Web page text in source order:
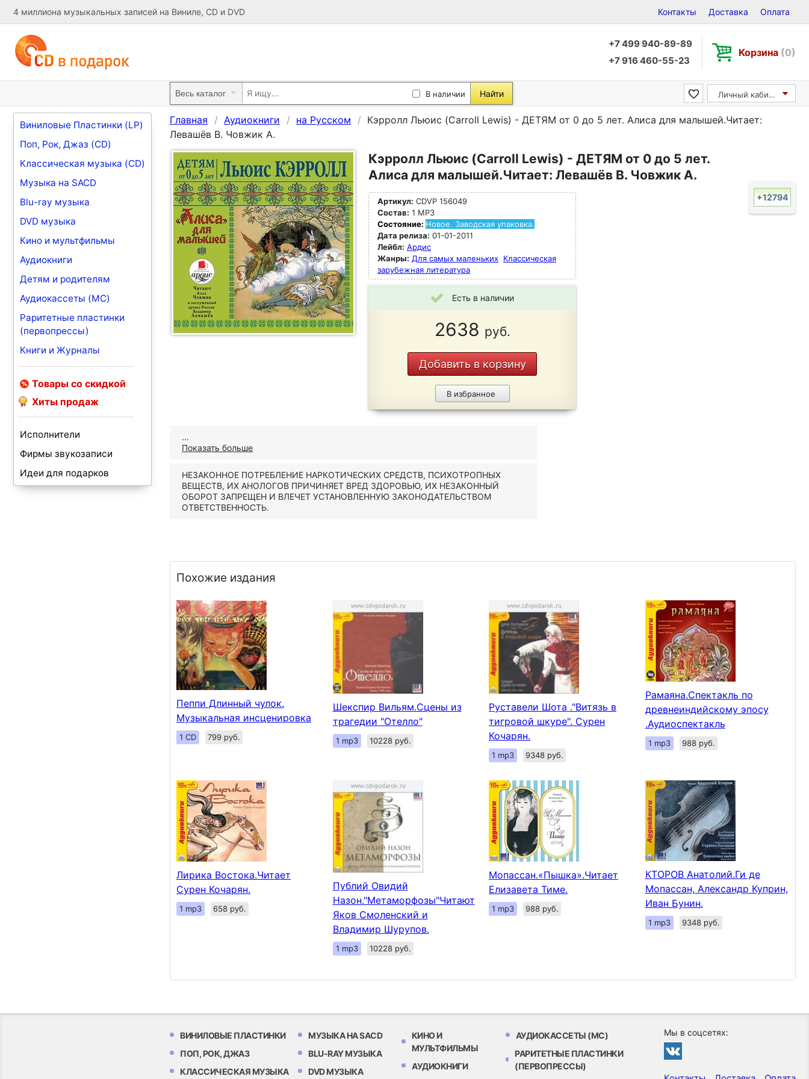
4 миллиона музыкальных записей на Виниле, CD и DVD Контакты Доставка Оплата
+7 499 940-89-89
+7 916 460-55-23
Корзина (0)
В наличии Найти Личный кабинет
Виниловые Пластинки (LP)
Поп, Рок, Джаз (CD)
Классическая музыка (CD)
Музыка на SACD
Blu-ray музыка
DVD музыка
Кино и мультфильмы
Аудиокниги
Детям и родителям
Аудиокассеты (MC)
Раритетные пластинки
(первопрессы)
Книги и Журналы
Товары со скидкой
Хиты продаж
Исполнители
Фирмы звукозаписи
Идеи для подарков
Главная Аудиокниги на Русском
Кэрролл Льюис (Carroll Lewis) - ДЕТЯМ от 0 до 5 лет. Алиса для малышей.Читает:
Левашёв В. Човжик А.
Кэрролл Льюис (Carroll Lewis) - ДЕТЯМ от 0 до 5 лет.
Алиса для малышей.Читает: Левашёв В. Човжик А.
Артикул: CDVP 156049
Состав: 1 MP3
Состояние: Новое. Заводская упаковка.
Дата релиза: 01-01-2011
Лейбл: Ардис
Жанры: Для самых маленьких Классическая
зарубежная литература
Есть в наличии
2638 руб.
Добавить в корзину
В избранное
+12794
...
Показать больше
НЕЗАКОННОЕ ПОТРЕБЛЕНИЕ НАРКОТИЧЕСКИХ СРЕДСТВ, ПСИХОТРОПНЫХ
ВЕЩЕСТВ, ИХ АНОЛОГОВ ПРИЧИНЯЕТ ВРЕД ЗДОРОВЬЮ, ИХ НЕЗАКОННЫЙ
ОБОРОТ ЗАПРЕЩЕН И ВЛЕЧЕТ УСТАНОВЛЕННУЮ ЗАКОНОДАТЕЛЬСТВОМ
ОТВЕТСТВЕННОСТЬ.
Похожие издания
Пеппи Длинный чулок.
Музыкальная инсценировка
1 CD 799 руб.
Шекспир Вильям.Сцены из
трагедии "Отелло"
1 mp3 10228 руб.
Руставели Шота ."Витязь в
тигровой шкуре". Сурен
Кочарян.
1 mp3 9348 руб.
Рамаяна.Спектакль по
древнеиндийскому эпосу
.Аудиоспектакль
1 mp3 988 руб.
Лирика Востока.Читает
Сурен Кочарян.
1 mp3 658 руб.
Публий Овидий
Назон."Метаморфозы"Читают
Яков Смоленский и
Владимир Шурупов.
1 mp3 10228 руб.
Мопассан.«Пышка».Читает
Елизавета Тиме.
1 mp3 988 руб.
КТОРОВ Анатолий.Ги де
Мопассан, Александр Куприн,
Иван Бунин.
1 mp3 9348 руб.
ВИНИЛОВЫЕ ПЛАСТИНКИ
ПОП, РОК, ДЖАЗ
КЛАССИЧЕСКАЯ МУЗЫКА
МУЗЫКА НА SACD
BLU-RAY МУЗЫКА
DVD МУЗЫКА
КИНО И
МУЛЬТФИЛЬМЫ
АУДИОКНИГИ
АУДИОКАССЕТЫ (MC)
РАРИТЕТНЫЕ ПЛАСТИНКИ
(ПЕРВОПРЕССЫ)
Мы в соцсетях: